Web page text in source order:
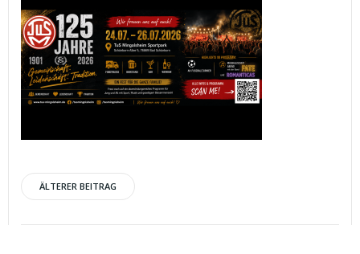
Post
navigation
ÄLTERER BEITRAG